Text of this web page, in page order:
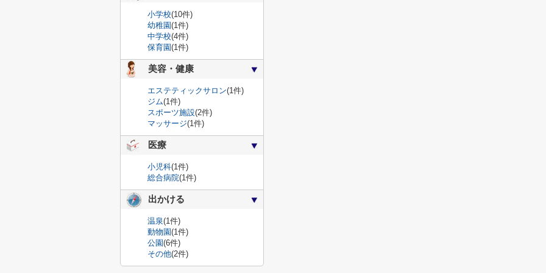
小学校(10件)
幼稚園(1件)
中学校(4件)
保育園(1件)
美容・健康
エステティックサロン(1件)
ジム(1件)
スポーツ施設(2件)
マッサージ(1件)
医療
小児科(1件)
総合病院(1件)
出かける
温泉(1件)
動物園(1件)
公園(6件)
その他(2件)